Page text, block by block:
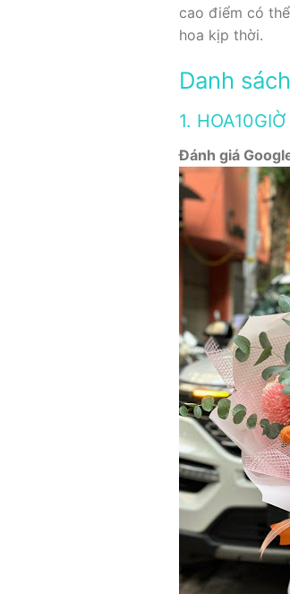
cao điểm có
hoa kịp thời.
Danh
1.
Đánh giá